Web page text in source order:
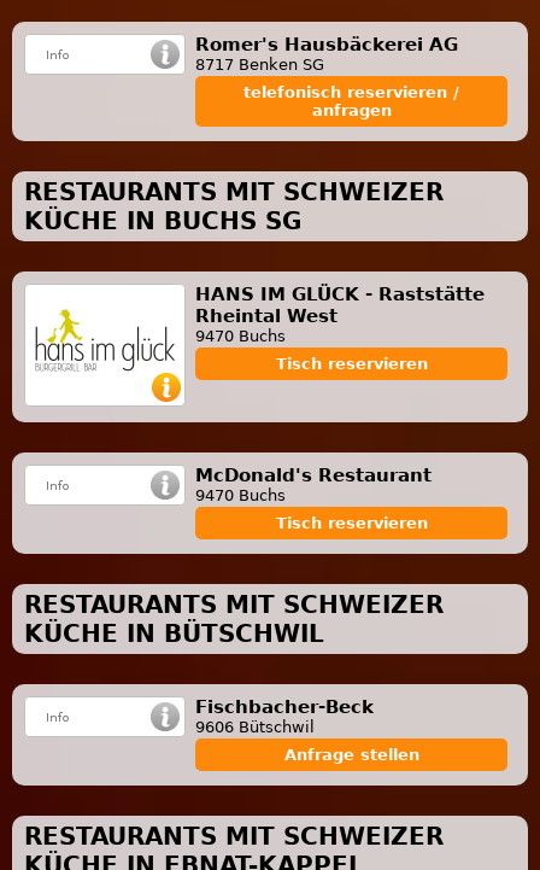
Romer's Hausbäckerei AG
8717 Benken SG
telefonisch reservieren /
anfragen
RESTAURANTS MIT SCHWEIZER
KÜCHE IN BUCHS SG
HANS IM GLÜCK - Raststätte
Rheintal West
9470 Buchs
Tisch reservieren
McDonald's Restaurant
9470 Buchs
Tisch reservieren
RESTAURANTS MIT SCHWEIZER
KÜCHE IN BÜTSCHWIL
Fischbacher-Beck
9606 Bütschwil
Anfrage stellen
RESTAURANTS MIT SCHWEIZER